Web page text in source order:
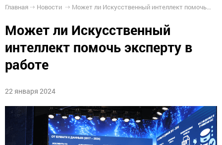
Главная Новости Может ли Искусственный интеллект помочь эксперту в работе
Может ли Искусственный
интеллект помочь эксперту в
работе
22 января 2024